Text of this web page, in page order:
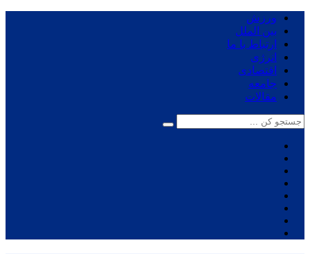
ورزش
بین الملل
ارتباط با ما
انرژی
اقتصادی
جامعه
مقالات